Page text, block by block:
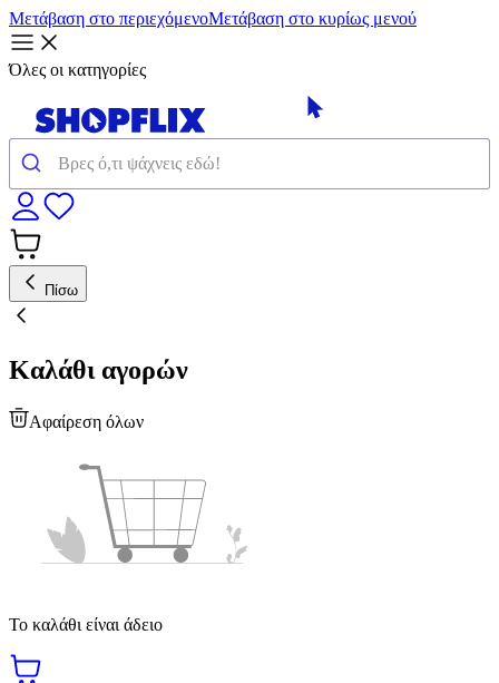
Μετάβαση στο περιεχόμενοΜετάβαση στο κυρίως μενού
Όλες οι κατηγορίες
Πίσω
Καλάθι αγορών
Αφαίρεση όλων
Το καλάθι είναι άδειο